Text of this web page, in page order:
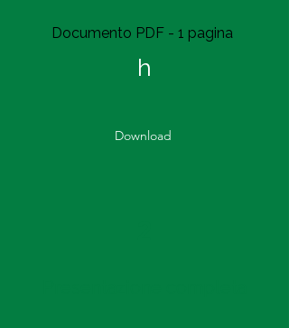
Documento PDF - 1 pagina
h
Download